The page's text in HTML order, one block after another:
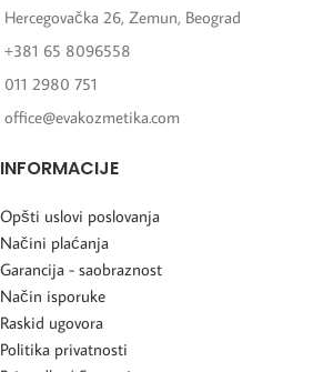
Hercegovačka 26, Zemun, Beograd
+381 65 8096558
011 2980 751
office@evakozmetika.com
INFORMACIJE
Opšti uslovi poslovanja
Načini plaćanja
Garancija - saobraznost
Način isporuke
Raskid ugovora
Politika privatnosti